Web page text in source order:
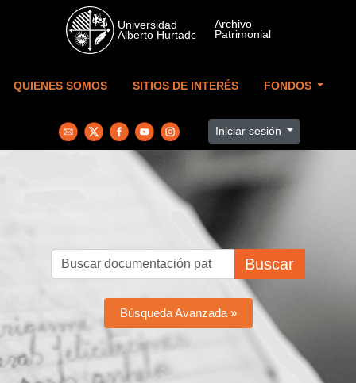
Skip to main content
QUIENES SOMOS SITIOS DE INTERÉS FONDOS
Iniciar sesión
Buscar
Búsqueda Avanzada »